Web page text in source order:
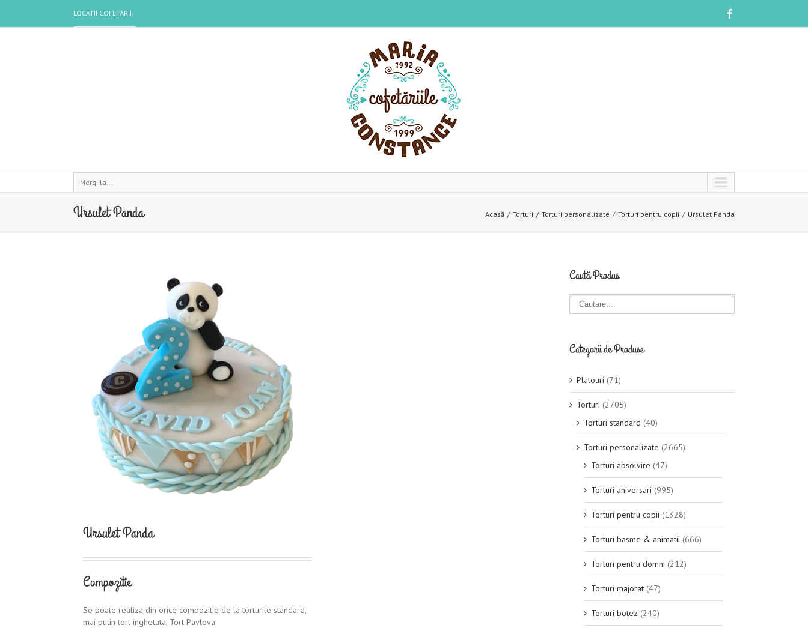
LOCATII COFETARII
Mergi la...
Ursulet Panda Acasă Torturi Torturi personalizate Torturi pentru copii Ursulet Panda
Ursulet Panda
Compozitie
Se poate realiza din orice compozitie de la torturile standard,
mai putin tort inghetata, Tort Pavlova.
Caută Produs
Categorii de Produse
Platouri (71)
Torturi (2705)
Torturi standard (40)
Torturi personalizate (2665)
Torturi absolvire (47)
Torturi aniversari (995)
Torturi pentru copii (1328)
Torturi basme & animatii (666)
Torturi pentru domni (212)
Torturi majorat (47)
Torturi botez (240)